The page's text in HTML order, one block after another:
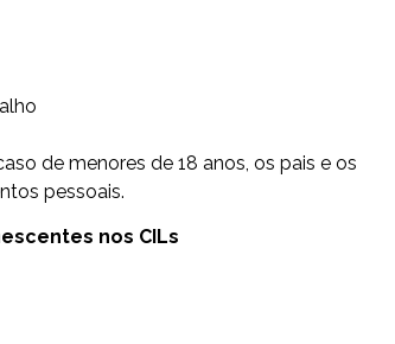
de menores de 18 anos, os pais e os
pessoais.
nos CILs